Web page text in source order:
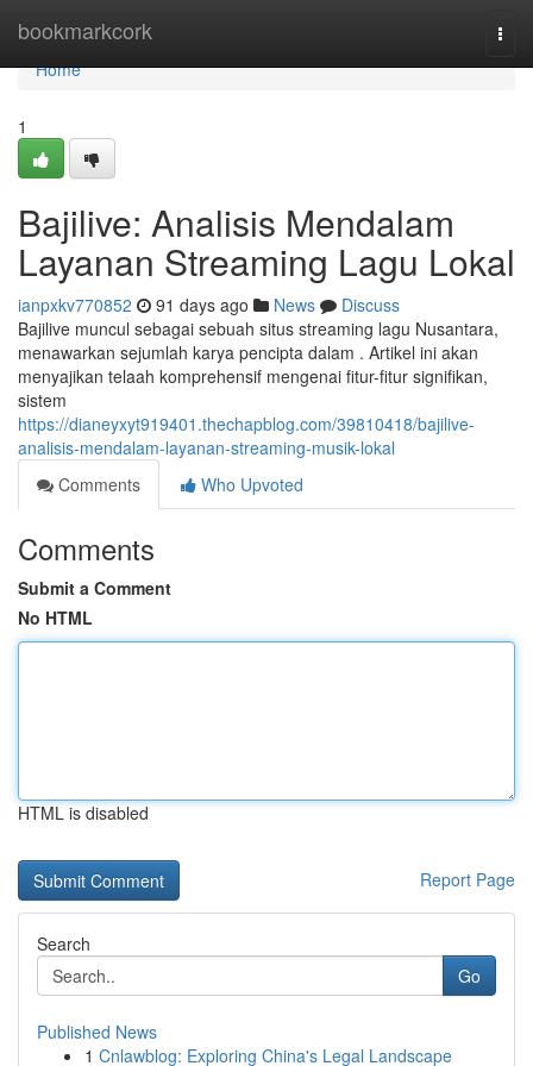
bookmarkcork
Home
Home
1
Bajilive: Analisis Mendalam
Layanan Streaming Lagu Lokal
ianpxkv770852 91 days ago News
Discuss
Bajilive muncul sebagai sebuah situs streaming lagu Nusantara,
menawarkan sejumlah karya pencipta dalam . Artikel ini akan
menyajikan telaah komprehensif mengenai fitur-fitur signifikan,
sistem
https://dianeyxyt919401.thechapblog.com/39810418/bajilive-
analisis-mendalam-layanan-streaming-musik-lokal
Comments
Who Upvoted
Comments
Submit a Comment
No HTML
HTML is disabled
Report Page
Search
Go
Published News
1 Cnlawblog: Exploring China's Legal Landscape